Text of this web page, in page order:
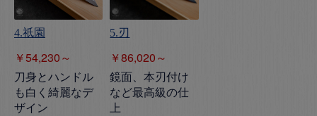
4.祇園
￥54,230～
刀身とハンドル
も白く綺麗なデ
ザイン
5.刃
￥86,020～
鏡面、本刃付け
など最高級の仕
上